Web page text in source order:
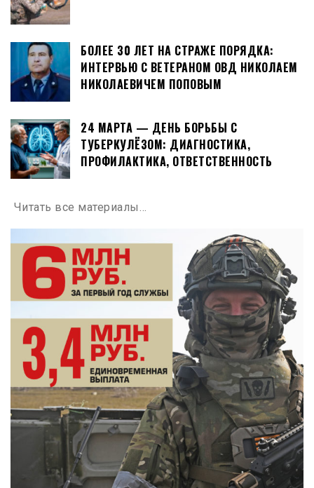
БОЛЕЕ 30 ЛЕТ НА СТРАЖЕ ПОРЯДКА:
ИНТЕРВЬЮ С ВЕТЕРАНОМ ОВД НИКОЛАЕМ
НИКОЛАЕВИЧЕМ ПОПОВЫМ
24 МАРТА — ДЕНЬ БОРЬБЫ С
ТУБЕРКУЛЁЗОМ: ДИАГНОСТИКА,
ПРОФИЛАКТИКА, ОТВЕТСТВЕННОСТЬ
Читать все материалы…